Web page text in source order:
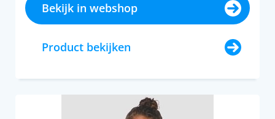
Bekijk in webshop
Product bekijken